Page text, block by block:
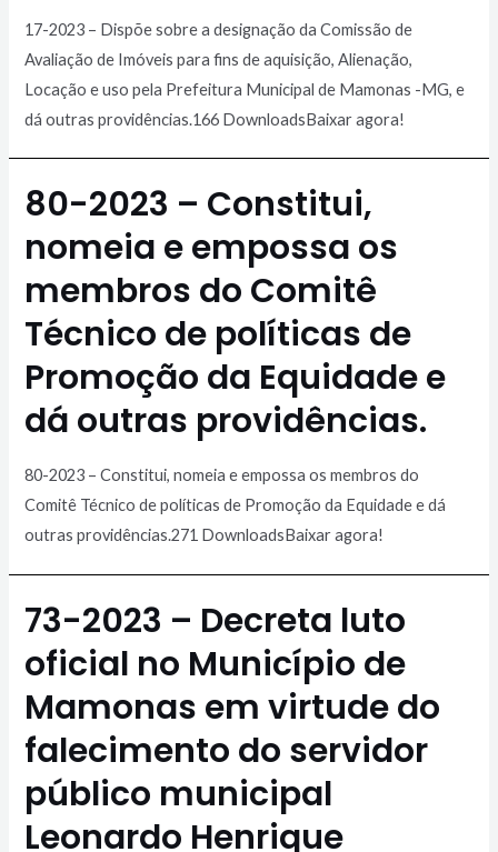
17-2023 – Dispõe sobre a designação da Comissão de
Avaliação de Imóveis para fins de aquisição, Alienação,
Locação e uso pela Prefeitura Municipal de Mamonas -MG, e
dá outras providências.166 DownloadsBaixar agora!
80-2023 – Constitui,
nomeia e empossa os
membros do Comitê
Técnico de políticas de
Promoção da Equidade e
dá outras providências.
80-2023 – Constitui, nomeia e empossa os membros do
Comitê Técnico de políticas de Promoção da Equidade e dá
outras providências.271 DownloadsBaixar agora!
73-2023 – Decreta luto
oficial no Município de
Mamonas em virtude do
falecimento do servidor
público municipal
Leonardo Henrique